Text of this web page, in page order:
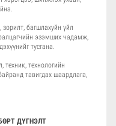
багшлахуйн үйл
эзэмших чадамж,
тусгана.
техник, технологийн
тавигдах шаардлага,
ДҮГНЭЛТ